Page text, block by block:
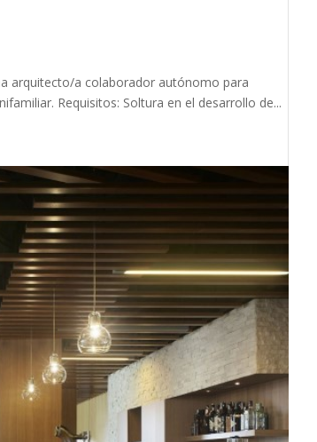
arquitecto/a colaborador autónomo para
Requisitos: Soltura en el desarrollo de...